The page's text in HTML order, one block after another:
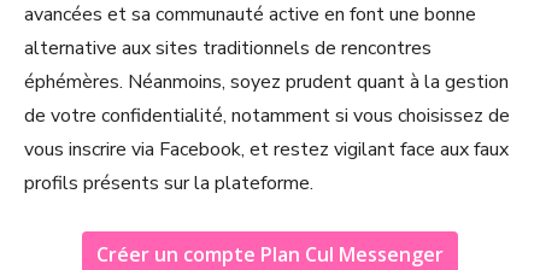
avancées et sa communauté active en font une bonne
alternative aux sites traditionnels de rencontres
éphémères. Néanmoins, soyez prudent quant à la gestion
de votre confidentialité, notamment si vous choisissez de
vous inscrire via Facebook, et restez vigilant face aux faux
profils présents sur la plateforme.
Créer un compte Plan Cul Messenger